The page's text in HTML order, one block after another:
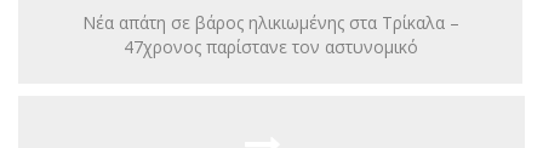
Νέα απάτη σε βάρος ηλικιωμένης στα Τρίκαλα –
47χρονος παρίστανε τον αστυνομικό